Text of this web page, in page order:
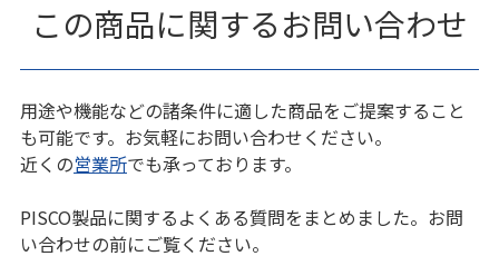
この商品に関するお問い合わせ
用途や機能などの諸条件に適した商品をご提案すること
も可能です。お気軽にお問い合わせください。
近くの営業所でも承っております。
PISCO製品に関するよくある質問をまとめました。お問
い合わせの前にご覧ください。